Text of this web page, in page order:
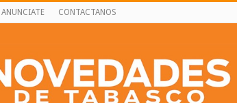
ANUNCIATE CONTACTANOS